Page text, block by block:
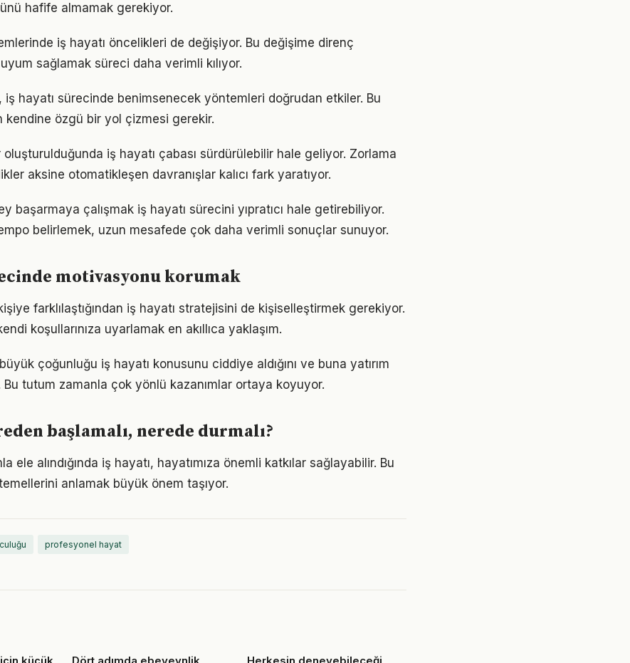
hafife almamak gerekiyor.
iş hayatı öncelikleri de değişiyor. Bu değişime direnç
sağlamak süreci daha verimli kılıyor.
iş hayatı sürecinde benimsenecek yöntemleri doğrudan etkiler. Bu
kendine özgü bir yol çizmesi gerekir.
oluşturulduğunda iş hayatı çabası sürdürülebilir hale geliyor. Zorlama
aksine otomatikleşen davranışlar kalıcı fark yaratıyor.
başarmaya çalışmak iş hayatı sürecini yıpratıcı hale getirebiliyor.
belirlemek, uzun mesafede çok daha verimli sonuçlar sunuyor.
motivasyonu korumak
farklılaştığından iş hayatı stratejisini de kişiselleştirmek gerekiyor.
koşullarınıza uyarlamak en akıllıca yaklaşım.
büyük çoğunluğu iş hayatı konusunu ciddiye aldığını ve buna yatırım
Bu tutum zamanla çok yönlü kazanımlar ortaya koyuyor.
başlamalı, nerede durmalı?
ele alındığında iş hayatı, hayatımıza önemli katkılar sağlayabilir. Bu
anlamak büyük önem taşıyor.
profesyonel hayat